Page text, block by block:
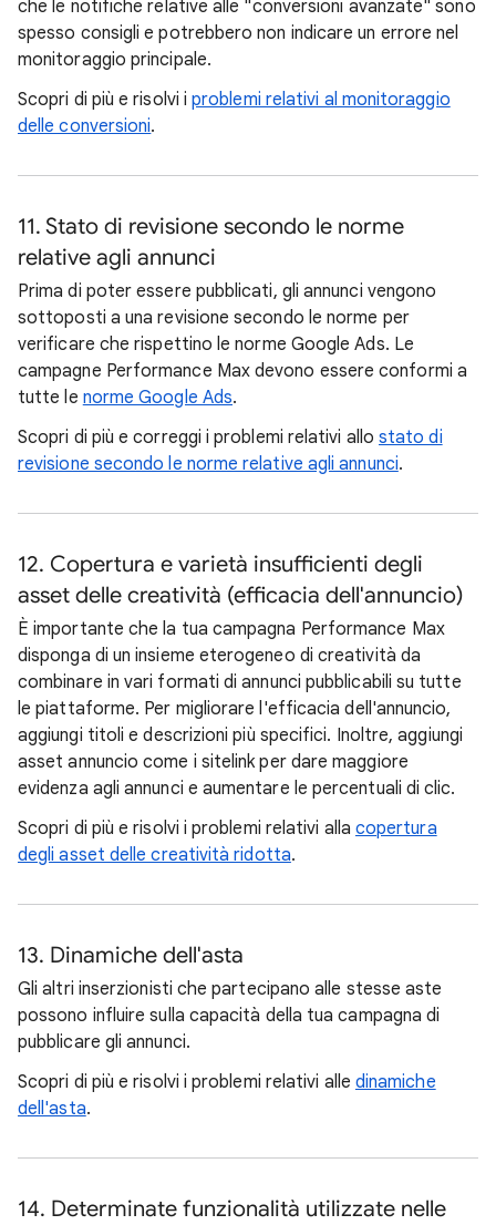
che le notifiche relative alle "conversioni avanzate" sono
spesso consigli e potrebbero non indicare un errore nel
monitoraggio principale.
Scopri di più e risolvi iproblemi relativi al monitoraggio
delle conversioni.
11. Stato di revisione secondo le norme
relative agli annunci
Prima di poter essere pubblicati, gli annunci vengono
sottoposti a una revisione secondo le norme per
verificare che rispettino le norme Google Ads. Le
campagne Performance Max devono essere conformi a
tutte le norme Google Ads.
Scopri di più e correggi i problemi relativi allo stato di
revisione secondo le norme relative agli annunci.
12. Copertura e varietà insufficienti degli
asset delle creatività (efficacia dell'annuncio)
È importante che la tua campagna Performance Max
disponga di un insieme eterogeneo di creatività da
combinare in vari formati di annunci pubblicabili su tutte
le piattaforme. Per migliorare l'efficacia dell'annuncio,
aggiungi titoli e descrizioni più specifici. Inoltre, aggiungi
asset annuncio come i sitelink per dare maggiore
evidenza agli annunci e aumentare le percentuali di clic.
Scopri di più e risolvi i problemi relativi alla copertura
degli asset delle creatività ridotta.
13. Dinamiche dell'asta
Gli altri inserzionisti che partecipano alle stesse aste
possono influire sulla capacità della tua campagna di
pubblicare gli annunci.
Scopri di più e risolvi i problemi relativi alle dinamiche
dell'asta.
14. Determinate funzionalità utilizzate nelle